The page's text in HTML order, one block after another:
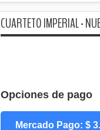
CUARTETO IMPERIAL -
Opciones de pago
Mercado Pago: $